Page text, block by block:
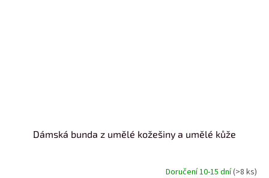
Dámská bunda z umělé kožešiny a umělé kůže
Doručení 10-15 dní(>8 ks)